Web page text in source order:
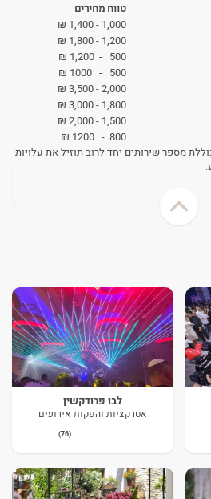
טווח מחירים
1,000 - 1,400 ₪
1,200 - 1,800 ₪
500 - 1,200 ₪
500 - 1000 ₪
2,000 - 3,500 ₪
1,800 - 3,000 ₪
1,500 - 2,000 ₪
800 - 1200 ₪
מספר שירותים יחד לרוב תוזיל את עלויות
לבו פרודקשין
אטרקציות והפקות אירועים
(76)